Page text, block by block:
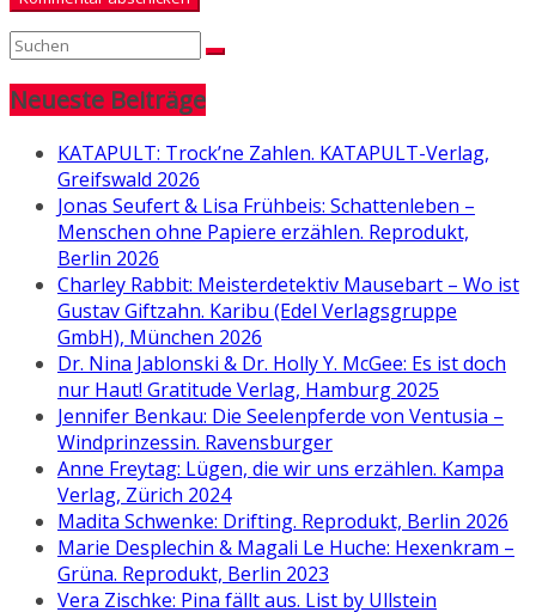
Neueste Beiträge
KATAPULT: Trock’ne Zahlen. KATAPULT-Verlag,
Greifswald 2026
Jonas Seufert & Lisa Frühbeis: Schattenleben –
Menschen ohne Papiere erzählen. Reprodukt,
Berlin 2026
Charley Rabbit: Meisterdetektiv Mausebart – Wo ist
Gustav Giftzahn. Karibu (Edel Verlagsgruppe
GmbH), München 2026
Dr. Nina Jablonski & Dr. Holly Y. McGee: Es ist doch
nur Haut! Gratitude Verlag, Hamburg 2025
Jennifer Benkau: Die Seelenpferde von Ventusia –
Windprinzessin. Ravensburger
Anne Freytag: Lügen, die wir uns erzählen. Kampa
Verlag, Zürich 2024
Madita Schwenke: Drifting. Reprodukt, Berlin 2026
Marie Desplechin & Magali Le Huche: Hexenkram –
Grüna. Reprodukt, Berlin 2023
Vera Zischke: Pina fällt aus. List by Ullstein